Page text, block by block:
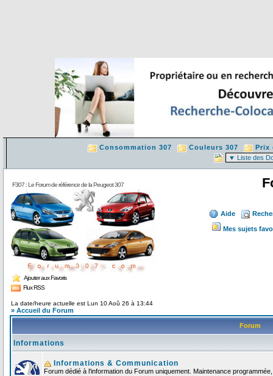
Consommation 307 Couleurs 307 Prix
F307 : Le Forum de référence de la Peugeot 307
Ajouter aux Favoris
Flux RSS
Aide
Mes sujets
La date/heure actuelle est Lun 10 Aoû 26 à 13:44
» Accueil du Forum
Forum
Informations
Informations & Communication
Forum dédié à l'information du Forum uniquement. Maintenance